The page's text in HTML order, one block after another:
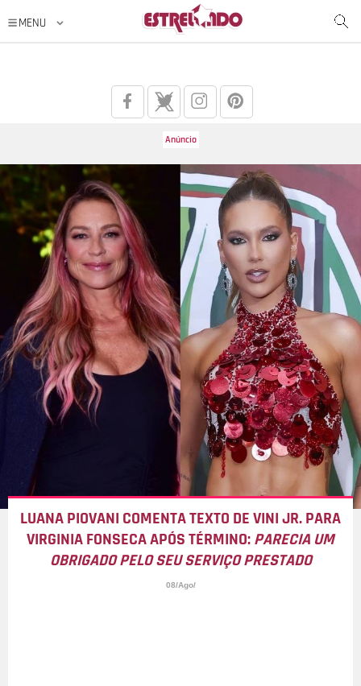
LUANA PIOVANI COMENTA TEXTO DE VINI JR. PARA
VIRGINIA FONSECA APÓS TÉRMINO:PARECIA UM
OBRIGADO PELO SEU SERVIÇO PRESTADO
08/Ago/